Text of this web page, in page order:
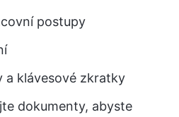
postupy
a klávesové zkratky
dokumenty, abyste